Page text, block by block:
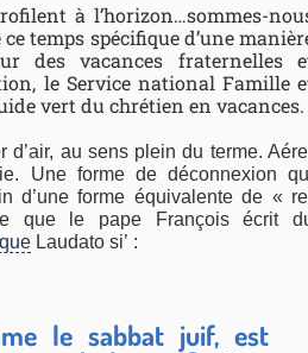
à l’horizon…sommes-
temps spécifique d’une
des vacances fraternelles
le Service national Famille
vert du chrétien en vacances.
d’air, au sens plein du terme.
Une forme de déconnexion
d’une forme équivalente de «
que le pape François écrit
Laudato si’ :
le sabbat juif, est